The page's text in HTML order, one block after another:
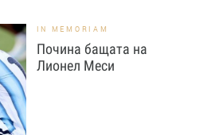
IN MEMORIAM
Почина бащата на
Лионел Меси